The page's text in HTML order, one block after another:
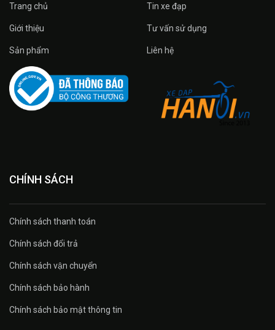
Trang chủ
Giới thiệu
Sản phẩm
Tin xe đạp
Tư vấn sử dụng
Liên hệ
CHÍNH SÁCH
Chính sách thanh toán
Chính sách đổi trả
Chính sách vận chuyển
Chính sách bảo hành
Chính sách bảo mật thông tin